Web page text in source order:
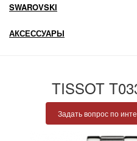
SWAROVSKI
АКСЕССУАРЫ
TISSOT
Задать вопрос по